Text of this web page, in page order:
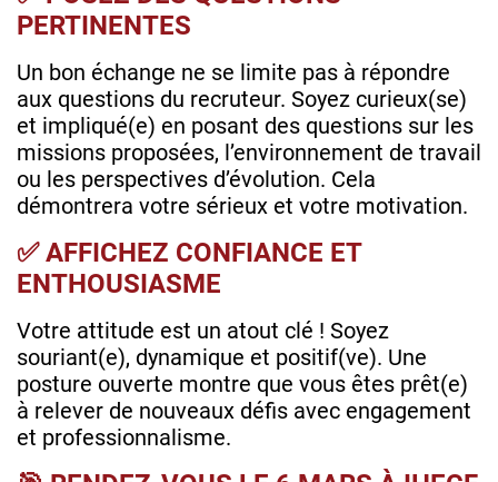
PERTINENTES
Un bon échange ne se limite pas à répondre
aux questions du recruteur. Soyez curieux(se)
et impliqué(e) en posant des questions sur les
missions proposées, l’environnement de travail
ou les perspectives d’évolution. Cela
démontrera votre sérieux et votre motivation.
✅ AFFICHEZ CONFIANCE ET
ENTHOUSIASME
Votre attitude est un atout clé ! Soyez
souriant(e), dynamique et positif(ve). Une
posture ouverte montre que vous êtes prêt(e)
à relever de nouveaux défis avec engagement
et professionnalisme.